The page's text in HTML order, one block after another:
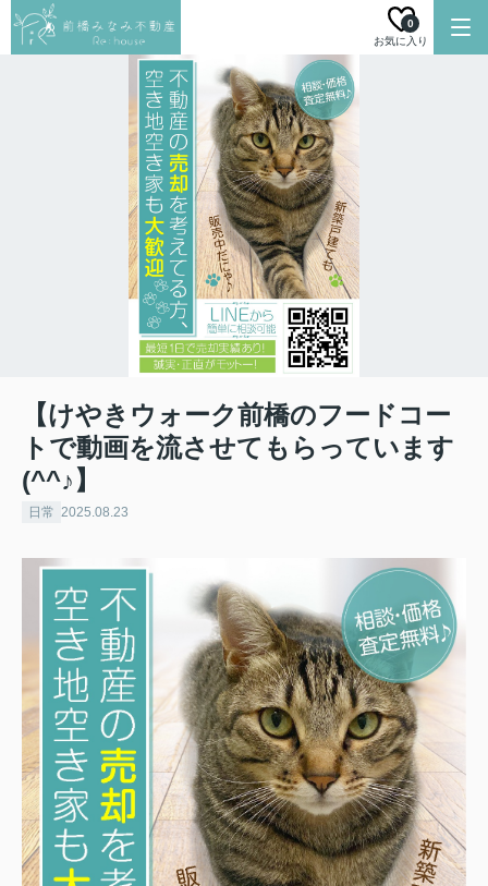
お気に入り
0
【けやきウォーク前橋のフードコー
トで動画を流させてもらっています
(^^♪】
日常 2025.08.23